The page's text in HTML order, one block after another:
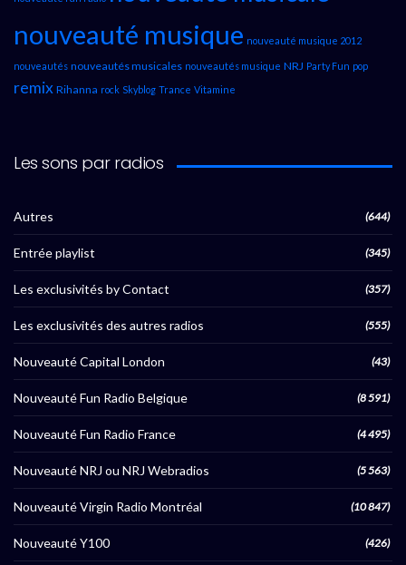
nouveauté musique nouveauté musique 2012
nouveautés nouveautés musicales nouveautés musique NRJ Party Fun pop
remix Rihanna rock Skyblog Trance Vitamine
Les sons par radios
Autres (644)
Entrée playlist (345)
Les exclusivités by Contact (357)
Les exclusivités des autres radios (555)
Nouveauté Capital London (43)
Nouveauté Fun Radio Belgique (8 591)
Nouveauté Fun Radio France (4 495)
Nouveauté NRJ ou NRJ Webradios (5 563)
Nouveauté Virgin Radio Montréal (10 847)
Nouveauté Y100 (426)